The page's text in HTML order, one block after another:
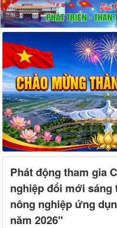
Phát động tham gia
nghiệp đổi mới
nông nghiệp ứng
năm 2026"